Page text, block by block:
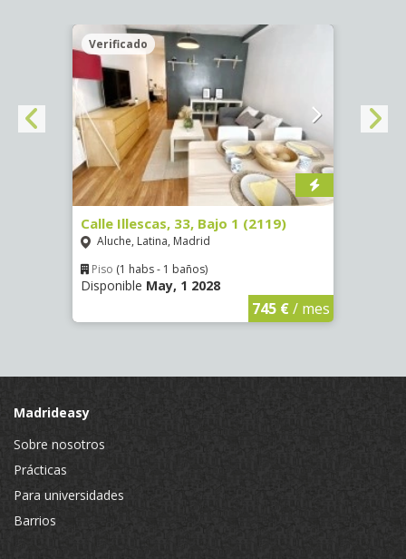
Verificado
Calle Illescas, 33, Bajo 1 (2119)
Aluche, Latina, Madrid
Piso (1 habs - 1 baños)
Disponible May, 1 2028
745 €/ mes
Madrideasy
Sobre nosotros
Prácticas
Para universidades
Barrios